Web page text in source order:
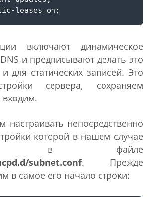
включают динамическое
и предписывают делать это
для статических записей. Это
сервера, сохраняем
входим.
настраивать непосредственно
которой в нашем случае
в файле
subnet.conf. Прежде
в самое его начало строки: